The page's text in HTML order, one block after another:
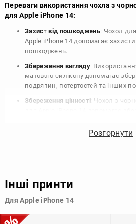
Переваги використання чохла з
для Apple iPhone 14:
Захист від пошкоджень: Чохол
Apple iPhone 14 допомагає
пошкоджень.
Збереження вигляду:
матового силікону допомагає
подряпин, потертостей та інших
Збереження цінності: Чохол з
продати свій пристрій в
Узагалі, чохол для телефону - це дуже
допомагає захистити ваш пристрій,
Розгорнути
Інші принти
Для Apple iPhone 14